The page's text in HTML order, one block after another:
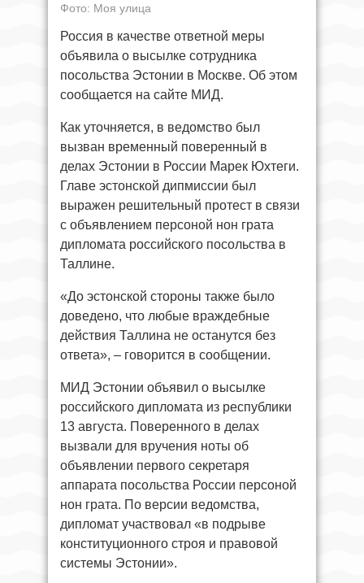
Фото: Моя улица
Россия в качестве ответной меры
объявила о высылке сотрудника
посольства Эстонии в Москве. Об этом
сообщается на сайте МИД.
Как уточняется, в ведомство был
вызван временный поверенный в
делах Эстонии в России Марек Юхтеги.
Главе эстонской дипмиссии был
выражен решительный протест в связи
с объявлением персоной нон грата
дипломата российского посольства в
Таллине.
«До эстонской стороны также было
доведено, что любые враждебные
действия Таллина не останутся без
ответа», – говорится в сообщении.
МИД Эстонии объявил о высылке
российского дипломата из республики
13 августа. Поверенного в делах
вызвали для вручения ноты об
объявлении первого секретаря
аппарата посольства России персоной
нон грата. По версии ведомства,
дипломат участвовал «в подрыве
конституционного строя и правовой
системы Эстонии».